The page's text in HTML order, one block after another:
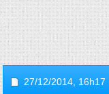
27/12/2014, 16h17